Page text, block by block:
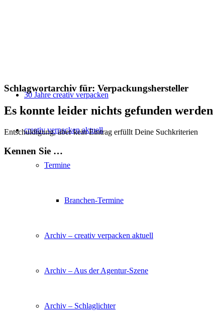
30 Jahre creativ verpacken
creativ verpacken aktuell
Termine
Branchen-Termine
Archiv – creativ verpacken aktuell
Archiv – Aus der Agentur-Szene
Archiv – Schlaglichter
Schlagwortarchiv für: Verpackungshersteller
Es konnte leider nichts gefunden werden
Entschuldigung, aber kein Eintrag erfüllt Deine Suchkriterien
Kennen Sie …